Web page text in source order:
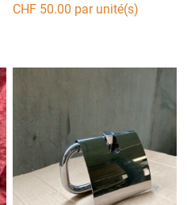
CHF 50.00 par unité(s)